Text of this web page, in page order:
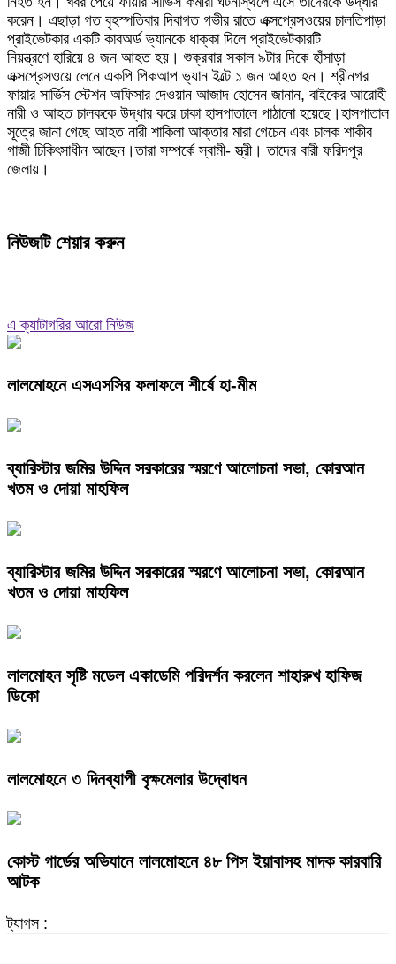
করেন। এছাড়া গত বৃহস্পতিবার দিবাগত গভীর রাতে এক্সপ্রেসওয়ের চালতিপাড়া
প্রাইভেটকার একটি কাবঅর্ড ভ্যানকে ধাক্কা দিলে প্রাইভেটকারটি
নিয়ন্ত্রণে হারিয়ে ৪ জন আহত হয়। শুক্রবার সকাল ৯টার দিকে হাঁসাড়া
এক্সপ্রেসওয়ে লেনে একপি পিকআপ ভ্যান ইল্টে ১ জন আহত হন। শ্রীনগর
ফায়ার সার্ভিস স্টেশন অফিসার দেওয়ান আজাদ হোসেন জানান, বাইকের আরোহী
নারী ও আহত চালককে উদ্ধার করে ঢাকা হাসপাতালে পাঠানো হয়েছে।হাসপাতাল
সূত্রে জানা গেছে আহত নারী শাকিলা আক্তার মারা গেচেন এবং চালক শাকীব
গাজী চিকিৎসাধীন আছেন।তারা সম্পর্কে স্বামী- স্ত্রী। তাদের বারী ফরিদপুর
জেলায়।
নিউজটি শেয়ার করুন
এ ক্যাটাগরির আরো নিউজ
লালমোহনে এসএসসির ফলাফলে শীর্ষে হা-মীম
ব্যারিস্টার জমির উদ্দিন সরকারের স্মরণে আলোচনা সভা, কোরআন
খতম ও দোয়া মাহফিল
ব্যারিস্টার জমির উদ্দিন সরকারের স্মরণে আলোচনা সভা, কোরআন
খতম ও দোয়া মাহফিল
লালমোহন সৃষ্টি মডেল একাডেমি পরিদর্শন করলেন শাহারুখ হাফিজ
ডিকো
লালমোহনে ৩ দিনব্যাপী বৃক্ষমেলার উদ্বোধন
কোস্ট গার্ডের অভিযানে লালমোহনে ৪৮ পিস ইয়াবাসহ মাদক কারবারি
আটক
ট্যাগস :